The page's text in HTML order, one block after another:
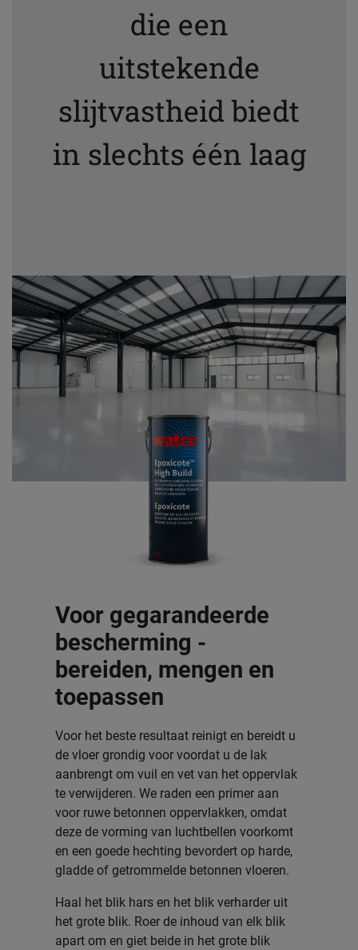
die een
uitstekende
slijtvastheid biedt
in slechts één laag
Voor gegarandeerde
bescherming -
bereiden, mengen en
toepassen
Voor het beste resultaat reinigt en bereidt u
de vloer grondig voor voordat u de lak
aanbrengt om vuil en vet van het oppervlak
te verwijderen. We raden een primer aan
voor ruwe betonnen oppervlakken, omdat
deze de vorming van luchtbellen voorkomt
en een goede hechting bevordert op harde,
gladde of getrommelde betonnen vloeren.
Haal het blik hars en het blik verharder uit
het grote blik. Roer de inhoud van elk blik
apart om en giet beide in het grote blik